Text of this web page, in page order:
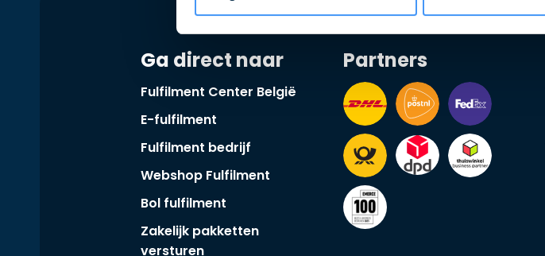
Ga direct naar
Fulfilment Center België
E-fulfilment
Fulfilment bedrijf
Webshop Fulfilment
Bol fulfilment
Zakelijk pakketten
versturen
Partners